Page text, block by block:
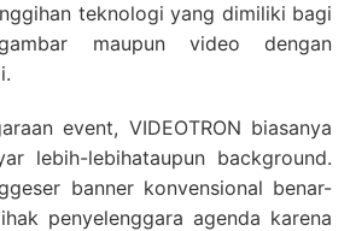
teknologi yang dimiliki bagi
maupun video dengan
event, VIDEOTRON biasanya
lebih-lebihataupun background.
banner konvensional benar-
penyelenggara agenda karena